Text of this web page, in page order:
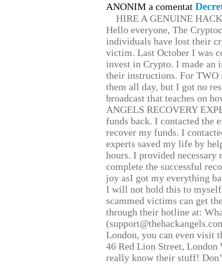
ANONIM a comentat
HIRE A GENUINE
Hello everyone, The
individuals have lost their
victim. Last October I was
invest in Crypto. I made
their instructions. For TWO
them all day, but I got no
broadcast that teaches on
ANGELS RECOVERY
funds back. I contacted the
recover my funds. I
experts saved my life by
hours. I provided
complete the successful
joy asI got my everything
I will not hold this to
scammed victims can get
through their hotline at:
London, you can even visit
46 Red Lion Street, London
really know their stuff!